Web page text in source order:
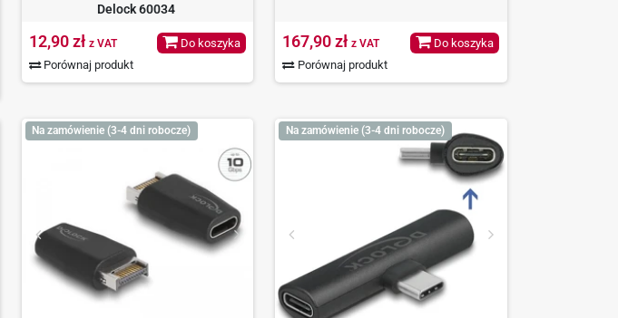
Delock 60034
12,90 zł z VAT
Porównaj produkt
Do koszyka 167,90 złz VAT
Porównaj produkt
Do koszyka
Na zamówienie (3-4 dni robocze) Na zamówienie (3-4 dni robocze)